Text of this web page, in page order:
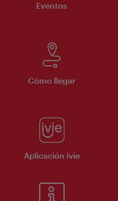
Eventos
Cómo llegar
Aplicación ivie